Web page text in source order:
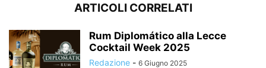
ARTICOLI CORRELATI
Rum Diplomático alla Lecce
Cocktail Week 2025
Redazione - 6 Giugno 2025